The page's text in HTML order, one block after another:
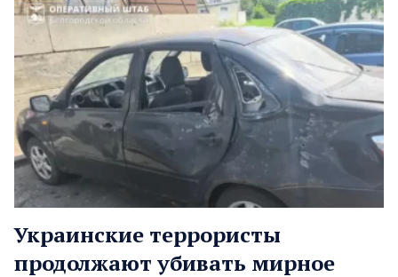
Украинские террористы
продолжают убивать мирное